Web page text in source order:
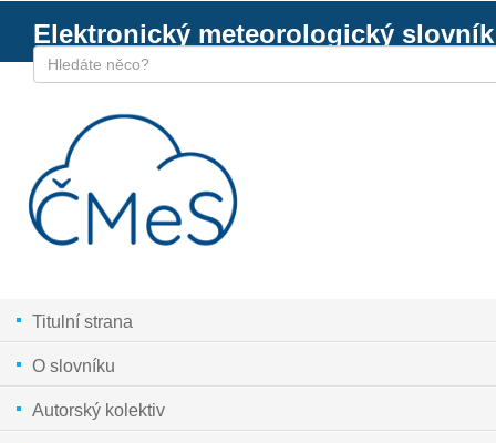
Elektronický meteorologický slovník
Titulní strana
O slovníku
Autorský kolektiv